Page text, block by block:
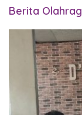
Berita